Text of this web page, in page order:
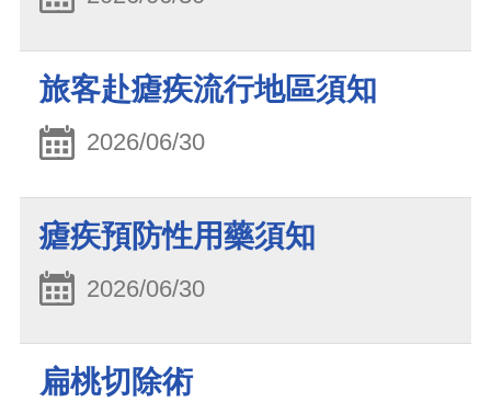
旅客赴瘧疾流行地區須知
2026/06/30
瘧疾預防性用藥須知
2026/06/30
扁桃切除術